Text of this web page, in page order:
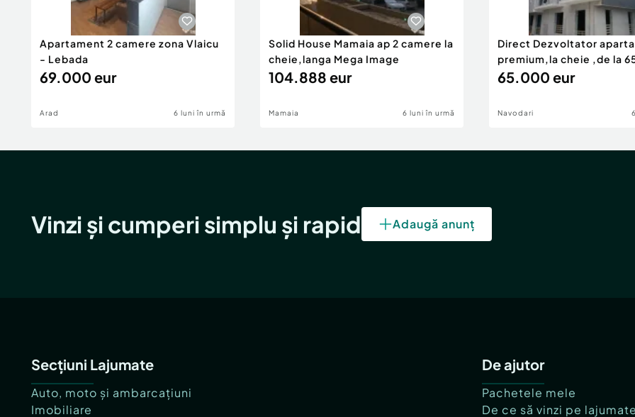
Apartament 2 camere zona Vlaicu
- Lebada
69.000 eur
Arad 6 luni în urmă
Solid House Mamaia ap 2 camere la
cheie,langa Mega Image
104.888 eur
Mamaia 6 luni în urmă
Direct Dezvoltator
premium,la cheie ,de la
eur
65.000 eur
Navodari
Vinzi și cumperi simplu și rapid Adaugă anunț
Secțiuni Lajumate
Auto, moto și ambarcațiuni
Imobiliare
De ajutor
Pachetele mele
De ce să vinzi pe